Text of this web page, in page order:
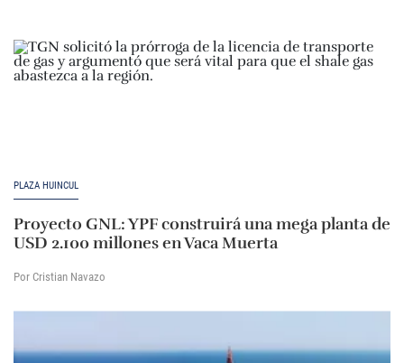
PLAZA HUINCUL
Proyecto GNL: YPF construirá una mega planta de
USD 2.100 millones en Vaca Muerta
Por Cristian Navazo